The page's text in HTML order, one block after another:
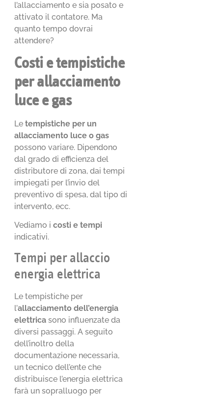
l’allacciamento e sia posato e
attivato il contatore. Ma
quanto tempo dovrai
attendere?
Costi e tempistiche
per allacciamento
luce e gas
Letempistiche per un
allacciamento luce o gas
possono variare. Dipendono
dal grado di efficienza del
distributore di zona, dai tempi
impiegati per l’invio del
preventivo di spesa, dal tipo di
intervento, ecc.
Vediamo icosti e tempi
indicativi.
Tempi per allaccio
energia elettrica
Le tempistiche per
l’allacciamento dell’energia
elettricasono influenzate da
diversi passaggi. A seguito
dell’inoltro della
documentazione necessaria,
un tecnico dell’ente che
distribuisce l’energia elettrica
farà un sopralluogo per